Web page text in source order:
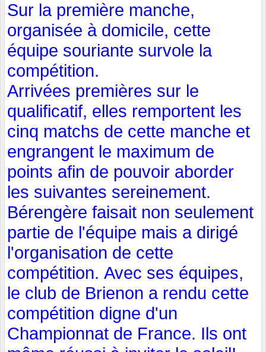
Sur la première manche,
organisée à domicile, cette
équipe souriante survole la
compétition.
Arrivées premières sur le
qualificatif, elles remportent les
cinq matchs de cette manche et
engrangent le maximum de
points afin de pouvoir aborder
les suivantes sereinement.
Bérengère faisait non seulement
partie de l'équipe mais a dirigé
l'organisation de cette
compétition. Avec ses équipes,
le club de Brienon a rendu cette
compétition digne d'un
Championnat de France. Ils ont